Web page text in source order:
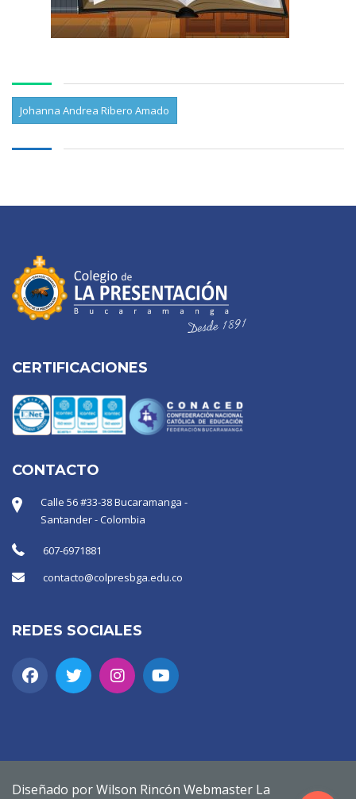
Johanna Andrea Ribero Amado
CERTIFICACIONES
CONTACTO
Calle 56 #33-38 Bucaramanga -
Santander - Colombia
607-6971881
contacto@colpresbga.edu.co
REDES SOCIALES
Diseñado por Wilson Rincón Webmaster La